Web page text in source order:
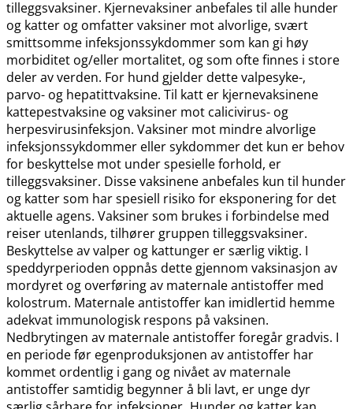
tilleggsvaksiner. Kjernevaksiner anbefales til alle hunder
og katter og omfatter vaksiner mot alvorlige, svært
smittsomme infeksjonssykdommer som kan gi høy
morbiditet og​/​eller mortalitet, og som ofte finnes i store
deler av verden. For hund gjelder dette valpesyke-,
parvo- og hepatittvaksine. Til katt er kjernevaksinene
kattepestvaksine og vaksiner mot calicivirus- og
herpesvirusinfeksjon. Vaksiner mot mindre alvorlige
infeksjonssykdommer eller sykdommer det kun er behov
for beskyttelse mot under spesielle forhold, er
tilleggsvaksiner. Disse vaksinene anbefales kun til hunder
og katter som har spesiell risiko for eksponering for det
aktuelle agens. Vaksiner som brukes i forbindelse med
reiser utenlands, tilhører gruppen tilleggsvaksiner.
Beskyttelse av valper og kattunger er særlig viktig. I
speddyrperioden oppnås dette gjennom vaksinasjon av
mordyret og overføring av maternale antistoffer med
kolostrum. Maternale antistoffer kan imidlertid hemme
adekvat immunologisk respons på vaksinen.
Nedbrytingen av maternale antistoffer foregår gradvis. I
en periode før egenproduksjonen av antistoffer har
kommet ordentlig i gang og nivået av maternale
antistoffer samtidig begynner å bli lavt, er unge dyr